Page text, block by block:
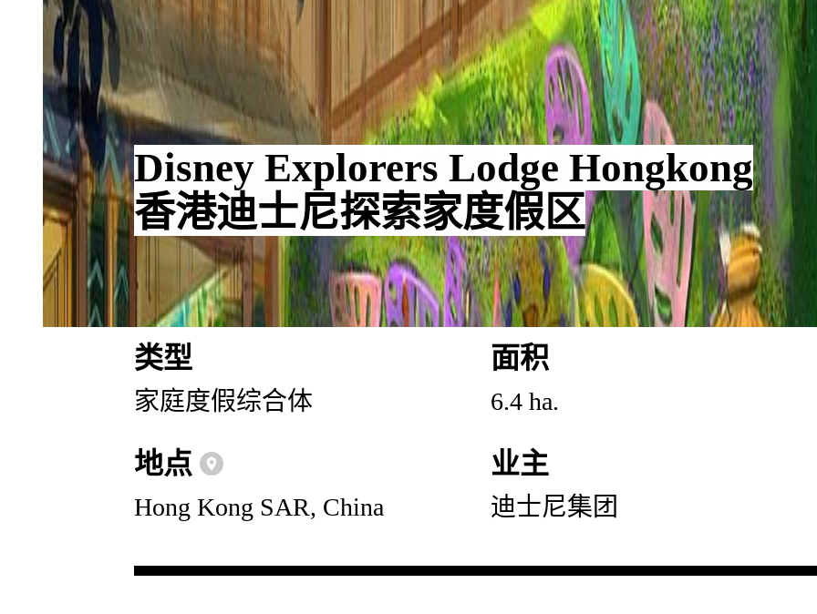
Disney Explorers Lodge Hongkong
香港迪士尼探索家度假区
类型
家庭度假综合体
面积
6.4 ha.
地点
Hong Kong SAR, China
业主
迪士尼集团